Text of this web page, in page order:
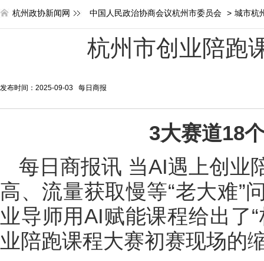
杭州政协新闻网 中国人民政治协商会议杭州市委员会 > 城市杭
杭州市创业陪跑
发布时间：2025-09-03 每日商报
3大赛道18
每日商报讯 当AI遇上创业
高、流量获取慢等“老大难”
业导师用AI赋能课程给出
业陪跑课程大赛初赛现场的